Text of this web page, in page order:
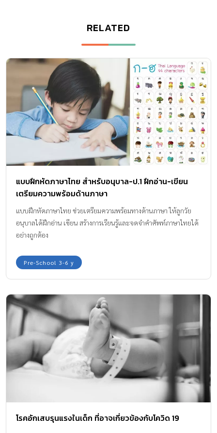
RELATED
แบบฝึกหัดภาษาไทย สำหรับอนุบาล-ป.1 ฝึกอ่าน-เขียน
เตรียมความพร้อมด้านภาษา
แบบฝึกหัดภาษาไทย ช่วยเตรียมความพร้อมทางด้านภาษา ให้ลูกวัย
อนุบาลได้ฝึกอ่าน เขียน สร้างการเรียนรู้และจดจำคำศัพท์ภาษาไทยได้
อย่างถูกต้อง
Pre-School 3-6 y
โรคอักเสบรุนแรงในเด็ก ที่อาจเกี่ยวข้องกับโควิด 19